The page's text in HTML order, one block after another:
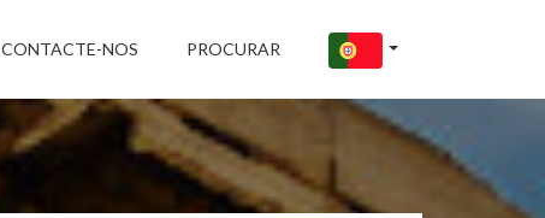
CONTACTE-NOS PROCURAR